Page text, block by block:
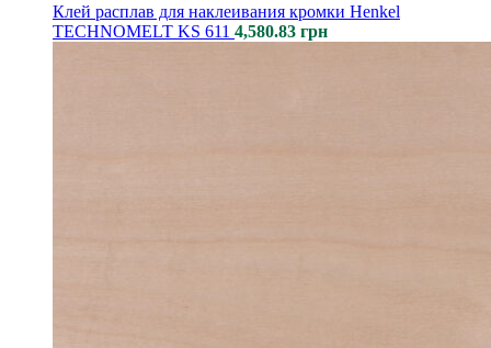
Клей расплав для наклеивания кромки Henkel
TECHNOMELT KS 611 4,580.83 грн